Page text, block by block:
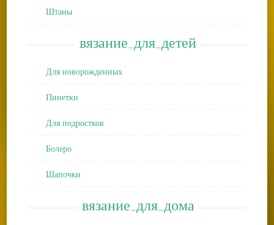
Штаны
вязание_для_детей
Для новорожденных
Пинетки
Для подростков
Болеро
Шапочки
вязание_для_дома